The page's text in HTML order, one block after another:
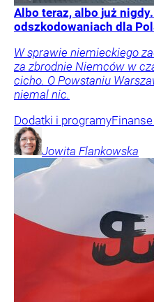
Albo teraz, albo już
odszkodowaniach dla
W sprawie niemieckiego
za zbrodnie Niemców w
cicho. O Powstaniu
niemal nic.
Dodatki i programy
Jowita Flankowska